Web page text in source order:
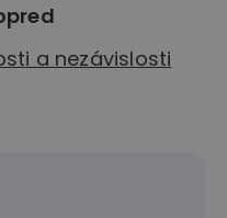
a nezávislosti